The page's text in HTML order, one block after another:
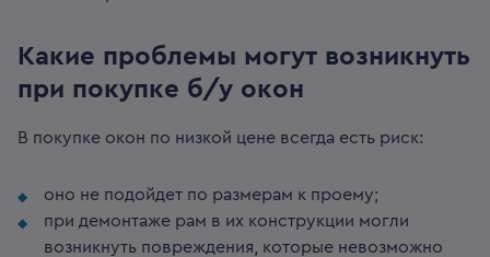
Какие проблемы могут возникнуть
при покупке б/у окон
В покупке окон по низкой цене всегда есть риск:
оно не подойдет по размерам к проему;
при демонтаже рам в их конструкции могли
возникнуть повреждения, которые невозможно